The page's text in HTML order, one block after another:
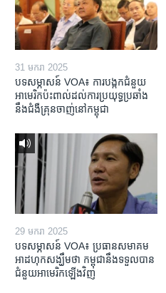
31 មករា 2025
បទសម្ភាសន៍ VOA៖ ការបង្កក​ជំនួយ​
អាមេរិក​ប៉ះពាល់ដល់​ការប្រយុទ្ធ​ប្រឆាំង​
នឹង​ជំងឺ​គ្រុនចាញ់​នៅ​កម្ពុជា
29 មករា 2025
បទសម្ភាសន៍ VOA៖ ប្រធាន​សមាគម​
អាដហុក​សង្ឃឹម​ថា កម្ពុជា​នឹង​ទទួល​បាន​
ជំនួយ​អាមេរិក​ឡើងវិញ